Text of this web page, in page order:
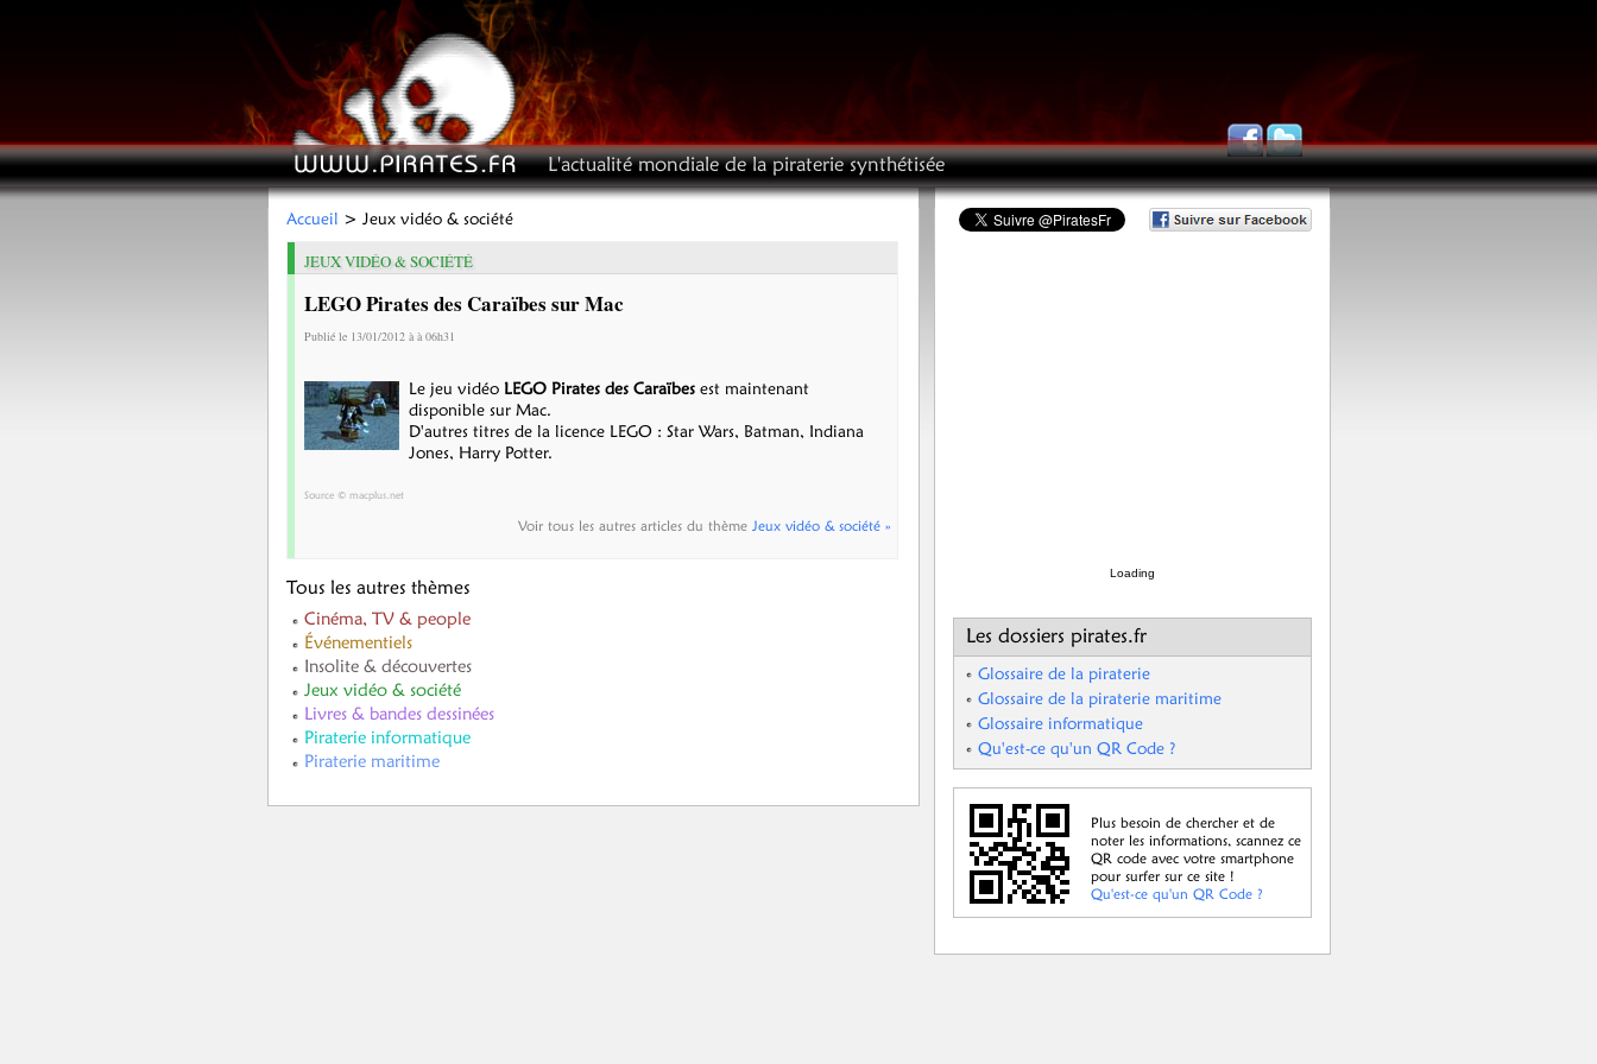
L'actualité mondiale de la piraterie synthétisée
Accueil > Jeux vidéo & société
JEUX VIDÉO & SOCIÉTÉ
LEGO Pirates des Caraïbes sur Mac
Publié le 13/01/2012 à à 06h31
Le jeu vidéo LEGO Pirates des Caraïbesest maintenant
disponible sur Mac.
D'autres titres de la licence LEGO : Star Wars, Batman, Indiana
Jones, Harry Potter.
Source © macplus.net
Voir tous les autres articles du thème Jeux vidéo & société »
Tous les autres thèmes
Cinéma, TV & people
Événementiels
Insolite & découvertes
Jeux vidéo & société
Livres & bandes dessinées
Piraterie informatique
Piraterie maritime
Loading
Les dossiers pirates.fr
Glossaire de la piraterie
Glossaire de la piraterie maritime
Glossaire informatique
Qu'est-ce qu'un QR Code ?
Plus besoin de chercher et de
noter les informations, scannez ce
QR code avec votre smartphone
pour surfer sur ce site !
Qu'est-ce qu'un QR Code ?